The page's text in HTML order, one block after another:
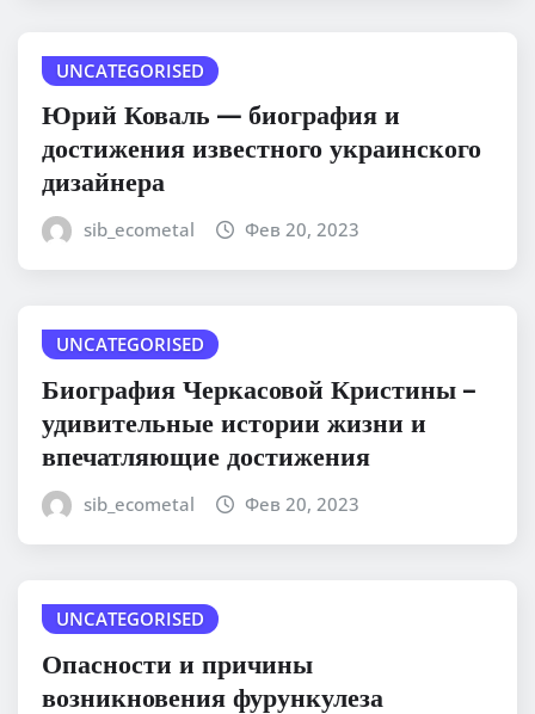
UNCATEGORISED
Юрий Коваль — биография и
достижения известного украинского
дизайнера
sib_ecometal Фев 20, 2023
UNCATEGORISED
Биография Черкасовой Кристины –
удивительные истории жизни и
впечатляющие достижения
sib_ecometal Фев 20, 2023
UNCATEGORISED
Опасности и причины
возникновения фурункулеза